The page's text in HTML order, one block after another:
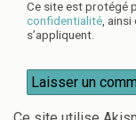
Ce site est protégé
confidentialité, ainsi
s’appliquent.